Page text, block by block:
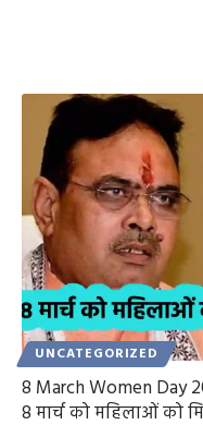
UNCATEGORIZED
8 March Women Day
8 मार्च को महिलाओं को